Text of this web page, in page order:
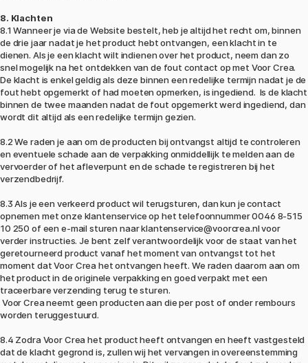
8. Klachten
8.1 Wanneer je via de Website bestelt, heb je altijd het recht om, binnen
de drie jaar nadat je het product hebt ontvangen, een klacht in te
dienen. Als je een klacht wilt indienen over het product, neem dan zo
snel mogelijk na het ontdekken van de fout contact op met Voor Crea.
De klacht is enkel geldig als deze binnen een redelijke termijn nadat je de
fout hebt opgemerkt of had moeten opmerken, is ingediend. Is de klacht
binnen de twee maanden nadat de fout opgemerkt werd ingediend, dan
wordt dit altijd als een redelijke termijn gezien.
8.2 We raden je aan om de producten bij ontvangst altijd te controleren
en eventuele schade aan de verpakking onmiddellijk te melden aan de
vervoerder of het afleverpunt en de schade te registreren bij het
verzendbedrijf.
8.3 Als je een verkeerd product wil terugsturen, dan kun je contact
opnemen met onze klantenservice op het telefoonnummer 0046 8-515
10 250 of een e-mail sturen naar klantenservice@voorcrea.nl voor
verder instructies. Je bent zelf verantwoordelijk voor de staat van het
geretourneerd product vanaf het moment van ontvangst tot het
moment dat Voor Crea het ontvangen heeft. We raden daarom aan om
het product in de originele verpakking en goed verpakt met een
traceerbare verzending terug te sturen.
Voor Crea neemt geen producten aan die per post of onder rembours
worden teruggestuurd.
8.4 Zodra Voor Crea het product heeft ontvangen en heeft vastgesteld
dat de klacht gegrond is, zullen wij het vervangen in overeenstemming